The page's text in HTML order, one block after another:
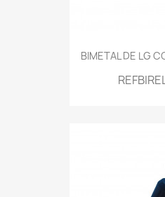
BIMETAL DE LG